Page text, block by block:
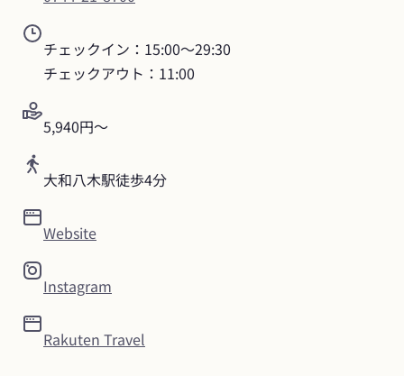
チェックイン：15:00〜29:30
チェックアウト：11:00
5,940円〜
大和八木駅徒歩4分
Website
Instagram
Rakuten Travel